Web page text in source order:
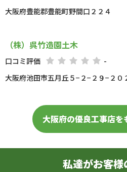
大阪府豊能郡豊能町野間口２２４
（株）呉竹造園土木
口コミ評価
-
大阪府池田市五月丘５−２−２９−２０
大阪府の優良工事店を
私達がお客様